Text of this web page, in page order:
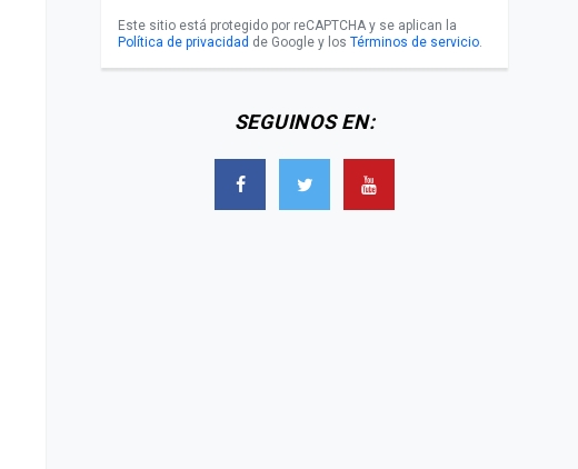
Este sitio está protegido por reCAPTCHA y se aplican la
Política de privacidad de Google y los Términos de servicio.
SEGUINOS EN: